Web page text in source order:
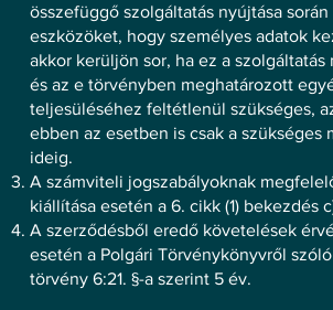
összefüggő szolgáltatás nyújtása
eszközöket, hogy személyes adatok
akkor kerüljön sor, ha ez a szolgáltatás
és az e törvényben meghatározott
teljesüléséhez feltétlenül szükséges,
ebben az esetben is csak a szükséges
ideig.
A számviteli jogszabályoknak
kiállítása esetén a 6. cikk (1) bekezdés
A szerződésből eredő követelések
esetén a Polgári Törvénykönyvről
törvény 6:21. §-a szerint 5 év.